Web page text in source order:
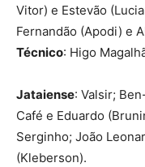
Vitor) e Estevão
Fernandão (Apodi) e
Técnico: Higo
Jataiense: Valsir;
Café e Eduardo
Serginho; João
(Kleberson).